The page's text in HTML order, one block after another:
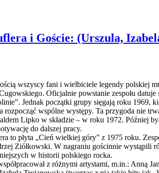
i Goście: (Urszula,
wszyscy fani i wielbiciele legendy polskiej
Oficjalnie powstanie zespołu datuje
Jednak początki grupy sięgają roku 1969,
rozpocząć wspólne występy. Ta przygoda nie
Lipko w składzie – w roku 1972. Później
do dalszej pracy.
to płyta „Cień wielkiej góry” z 1975 roku.
Ziółkowski. W nagraniu gościnnie wystąpili
w historii polskiego rocka.
z różnymi artystami, m.in.: Anną